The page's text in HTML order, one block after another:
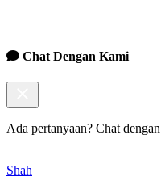
Chat Dengan Kami
Ada pertanyaan? Chat
Shah